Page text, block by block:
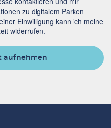
zu digitalem Parken
Einwilligung kann ich meine
widerrufen.
aufnehmen